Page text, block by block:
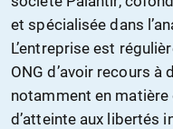
et spécialisée dans
L’entreprise est
ONG d’avoir recours
notamment en
d’atteinte aux libertés